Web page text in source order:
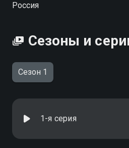
Россия
Сезоны и
Сезон 1
1-я серия